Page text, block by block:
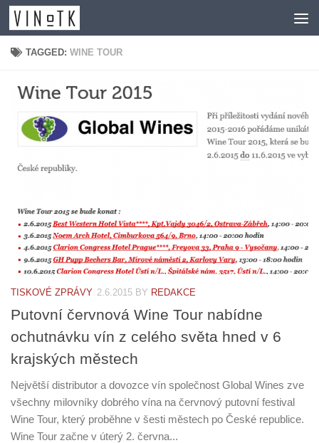
Skip to content
TAGGED:WINE TOUR
TISKOVÉ ZPRÁVY 2.6.2015 BY REDAKCE
Putovní červnová Wine Tour nabídne
ochutnávku vín z celého světa hned v 6
krajských městech
Největší distributor a dovozce vín společnost Global Wines zve
všechny milovníky dobrého vína na červnový putovní festival
Wine Tour, který proběhne v šesti městech po České republice.
Wine Tour začne v úterý 2. června...